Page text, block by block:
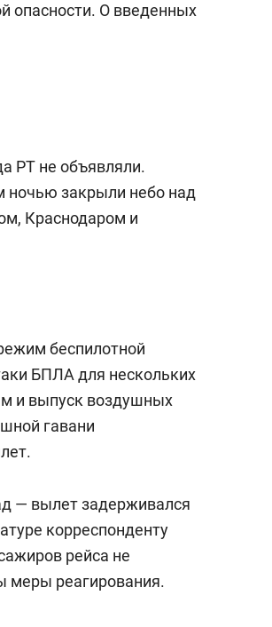
опасности. О введенных
РТ не объявляли.